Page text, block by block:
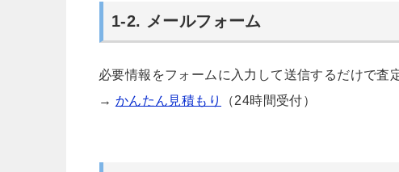
1-2. メールフォーム
必要情報をフォームに入力して送信するだけで査
→ かんたん見積もり （24時間受付）